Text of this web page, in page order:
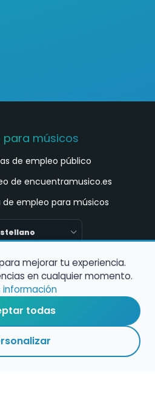
para músicos
de empleo público
de encuentramusico.es
empleo para músicos
Músico
de Músicos
Acompañante
músicos y docentes
mejorar tu experiencia.
en cualquier momento.
información
todas